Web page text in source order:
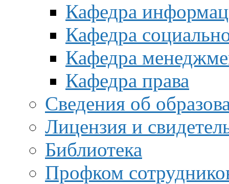
Кафедра
Кафедра
Кафедра
Кафедра права
Сведения об
Лицензия и
Библиотека
Профком